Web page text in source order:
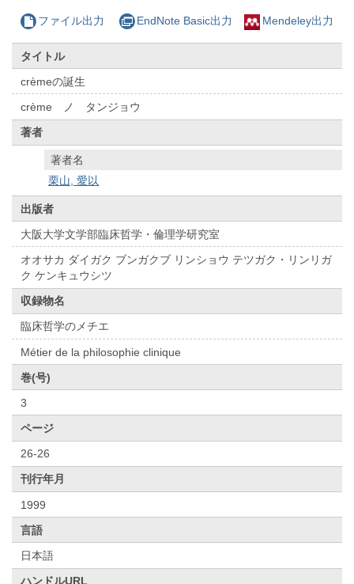
ファイル出力 EndNote Basic出力 Mendeley出力
タイトル
crèmeの誕生
crème ノ タンジョウ
著者
著者名
栗山, 愛以
出版者
大阪大学文学部臨床哲学・倫理学研究室
オオサカ ダイガク ブンガクブ リンショウ テツガク・リンリガ
ク ケンキュウシツ
収録物名
臨床哲学のメチエ
Métier de la philosophie clinique
巻(号)
3
ページ
26-26
刊行年月
1999
言語
日本語
ハンドルURL